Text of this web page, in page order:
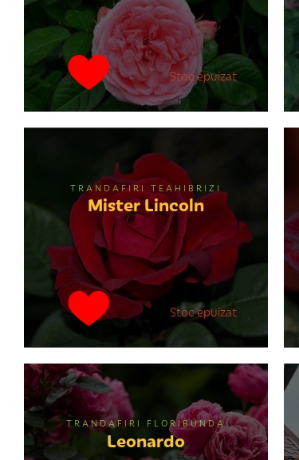
Stoc epuizat
TRANDAFIRI TEAHIBRIZI
Mister Lincoln
Stoc epuizat
TRANDAFIRI FLORIBUNDA
Leonardo